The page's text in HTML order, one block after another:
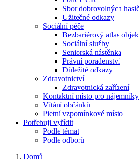
Sbor dobrovolných
Užitečné odkazy
Sociální péče
Bezbariérový atlas
Sociální služby
Seniorská nástěnka
Právní poradenství
Důležité odkazy
Zdravotnictví
Zdravotnická zařízení
Kontaktní místo pro
Vítání občánků
Pietní vzpomínkové místo
Potřebuji vyřídit
Podle témat
Podle odborů
Domů